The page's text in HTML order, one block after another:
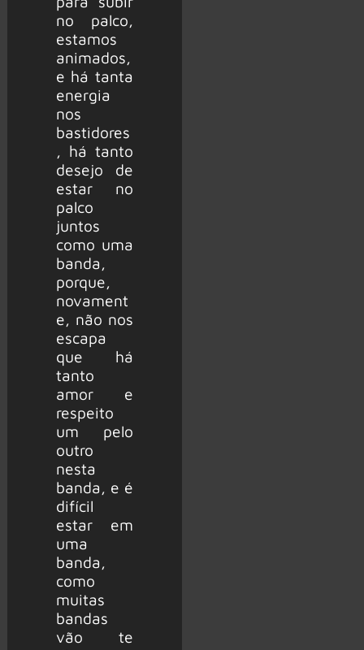
no palco,
estamos
animados,
e há tanta
energia
nos
bastidores
, há tanto
desejo de
estar no
palco
juntos
como uma
banda,
porque,
novament
e, não nos
escapa
que há
tanto
amor e
respeito
um pelo
outro
nesta
banda, e é
difícil
estar em
uma
banda,
como
muitas
bandas
vão te